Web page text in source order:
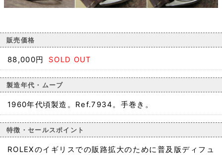
販売価格
88,000円 SOLD OUT
製造年代・ムーブ
1960年代頃製造。Ref.7934。手巻き。
特徴・セールスポイント
ROLEXのイギリスでの販路拡大のために普及版ディフュ